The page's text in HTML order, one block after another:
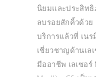
นิยมและประสิท
ลบรอยสักคิ้วด้วย
บริการแล้วที่ เน
เชี่ยวชาญด้านเล
มืออาชีพ เลเซอร์